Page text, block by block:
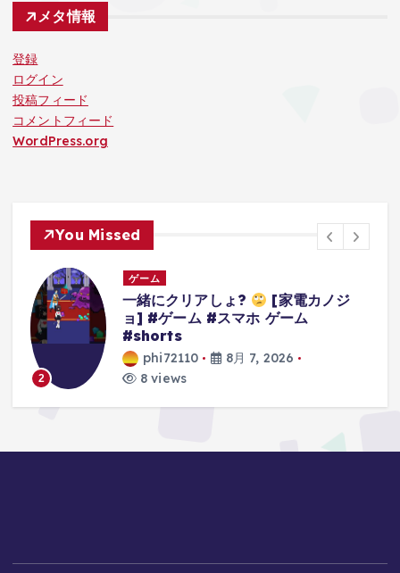
メタ情報
登録
ログイン
投稿フィード
コメントフィード
WordPress.org
You Missed
3
ゲーム
3Dアクションゲームの礎を作り上げ
たレジェンドゲーム#ゲーム #ゲーム
の思い出 #64 #スーパーマリオ64
phi72110
8月 7, 2026
9 views